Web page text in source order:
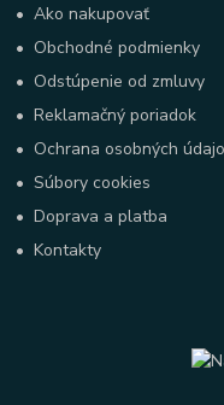
•Ako nakupovať
• Obchodné podmienky
• Odstúpenie od zmluvy
•Reklamačný poriadok
• Ochrana osobných
•Súbory cookies
•Doprava a platba
•Kontakty